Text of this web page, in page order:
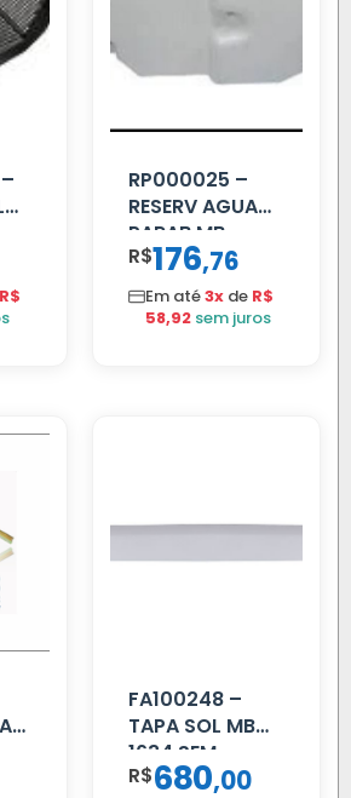
R$
RP000025 –
RESERV AGUA
PARAB MB
ACCELO
C/TAMPA
R$176,76
Em até3x de R$
58,92 sem juros
FA100248 –
TAPA SOL MB
1634 SEM
SUPORTE FIBRA
R$680,00